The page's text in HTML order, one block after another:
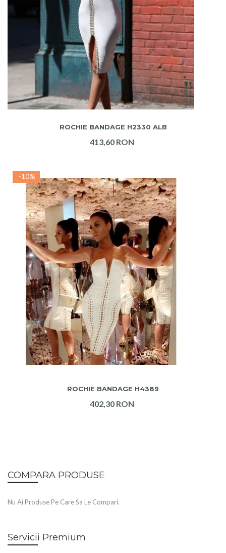
ADAUGA IN COS
ROCHIE BANDAGE H2330 ALB
413,60 RON
-10%
ROCHIE BANDAGE H4389
402,30 RON
COMPARA PRODUSE
Nu Ai Produse Pe Care Sa Le Compari.
Servicii Premium